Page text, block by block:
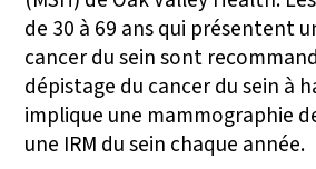
de 30 à 69 ans qui présentent
cancer du sein sont
dépistage du cancer du sein à
implique une mammographie
une IRM du sein chaque année.